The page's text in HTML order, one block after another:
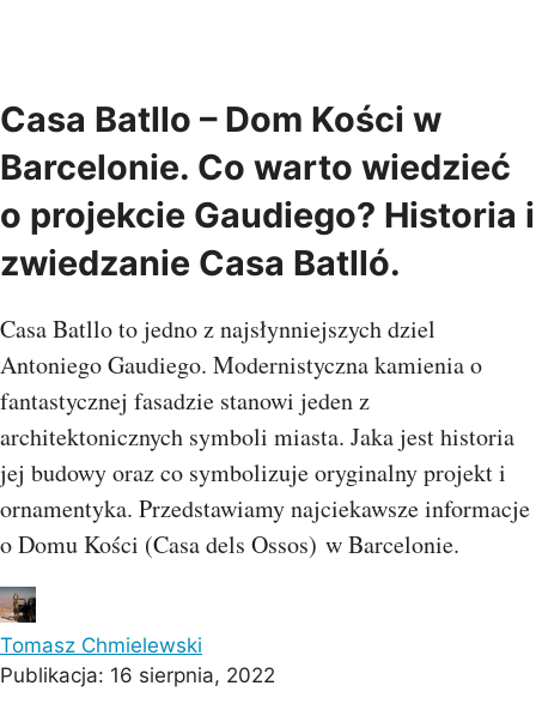
Casa Batllo – Dom Kości w
Barcelonie. Co warto wiedzieć
o projekcie Gaudiego? Historia i
zwiedzanie Casa Batlló.
Casa Batllo to jedno z najsłynniejszych dziel
Antoniego Gaudiego. Modernistyczna kamienia o
fantastycznej fasadzie stanowi jeden z
architektonicznych symboli miasta. Jaka jest historia
jej budowy oraz co symbolizuje oryginalny projekt i
ornamentyka. Przedstawiamy najciekawsze informacje
o Domu Kości (Casa dels Ossos) w Barcelonie.
Tomasz Chmielewski
Publikacja: 16 sierpnia, 2022